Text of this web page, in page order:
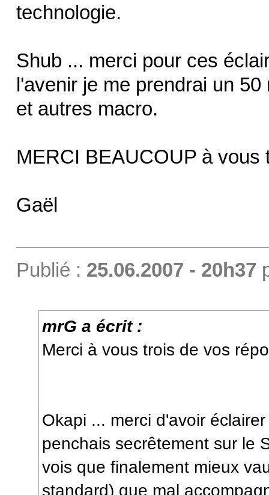
technologie.
Shub ... merci pour ces
l'avenir je me prendrai un
et autres macro.
MERCI BEAUCOUP à vous
Gaël
Publié : 25.06.2007 - 20h37
mrG a écrit :
Merci à vous trois de vos
Okapi ... merci d'avoir
penchais secrêtement sur le
vois que finalement mieux
standard) que mal